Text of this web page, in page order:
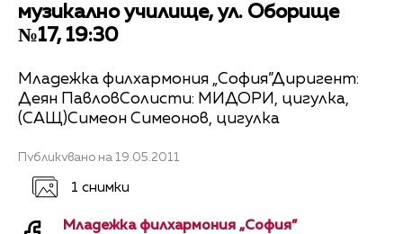
1 снимки
музикално училище, ул. Оборище
№17, 19:30
Младежка филхармония „София”Диригент:
Деян ПавловСолисти: МИДОРИ, цигулка,
(САЩ)Симеон Симеонов, цигулка
Публикувано на 19.05.2011
Младежка филхармония „София”